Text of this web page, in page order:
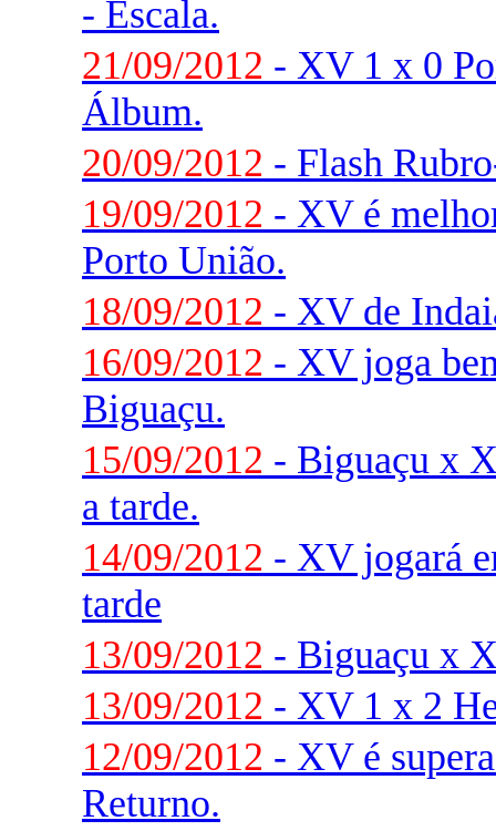
- Escala.
21/09/2012 - XV 1 x 0
Álbum.
20/09/2012 - Flash
19/09/2012 - XV é
Porto União.
18/09/2012 - XV de
16/09/2012 - XV joga
Biguaçu.
15/09/2012 - Biguaçu x
a tarde.
14/09/2012 - XV jogará
tarde
13/09/2012 - Biguaçu x
13/09/2012 - XV 1 x 2
12/09/2012 - XV é
Returno.